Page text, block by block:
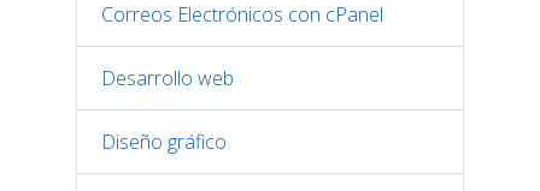
Correos Electrónicos con cPanel
Desarrollo web
Diseño gráfico